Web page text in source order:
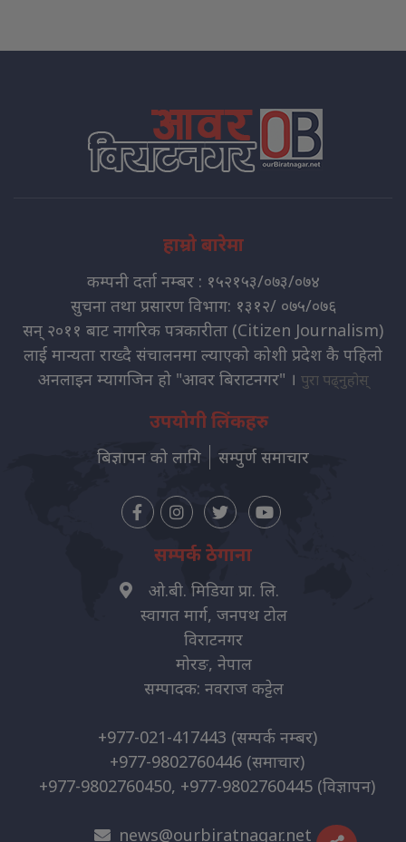
हाम्रो बारेमा
कम्पनी दर्ता नम्बर : १५२१५३/०७३/०७४
सुचना तथा प्रसारण विभाग: १३१२/ ०७५/०७६
सन् २०११ बाट नागरिक पत्रकारीता (Citizen Journalism)
लाई मान्यता राख्दै संचालनमा ल्याएको कोशी प्रदेश कै पहिलो
अनलाइन म्यागजिन हो "आवर बिराटनगर" । पुरा पढ्नुहोस्
उपयोगी लिंकहरु
बिज्ञापन को लागि सम्पुर्ण समाचार
सम्पर्क ठेगाना
ओ.बी. मिडिया प्रा. लि.
स्वागत मार्ग, जनपथ टोल
विराटनगर
मोरङ, नेपाल
सम्पादक: नवराज कट्टेल
+977-021-417443 (सम्पर्क नम्बर)
+977-9802760446 (समाचार)
+977-9802760450, +977-9802760445 (विज्ञापन)
news@ourbiratnagar.net